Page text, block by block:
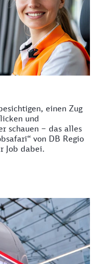
einen Zug
und
schauen – das alles
von DB Regio
Job dabei.